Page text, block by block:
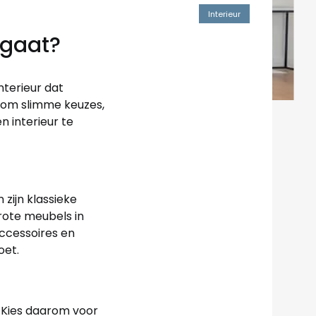
dat
slimme keuzes,
interieur te
klassieke
meubels in
en
daarom voor
Interieur